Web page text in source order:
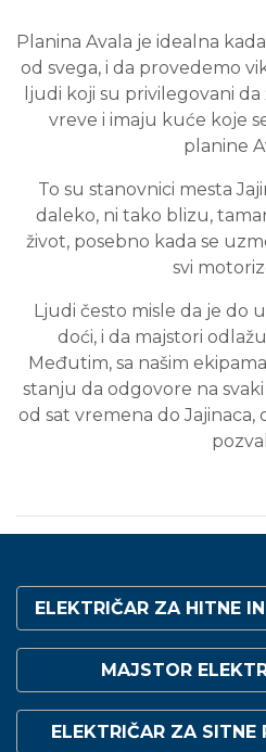
Planina Avala je idealna
od svega, i da provedemo
ljudi koji su privilegovani
vreve i imaju kuće koje
planine
To su stanovnici mesta
daleko, ni tako blizu,
život, posebno kada se
svi
Ljudi često misle da je do
doći, i da majstori
Međutim, sa našim
stanju da odgovore na
od sat vremena do
ELEKTRIČAR ZA HITNE
MAJSTOR
ELEKTRIČAR ZA SITNE